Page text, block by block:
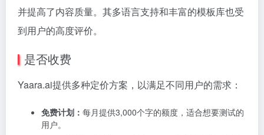
并提高了内容质量。其多语言支持和丰富的模板库也受
到用户的高度评价。
是否收费
Yaara.ai提供多种定价方案，以满足不同用户的需求：
免费计划： 每月提供3,000个字的额度，适合想要测试的
用户。